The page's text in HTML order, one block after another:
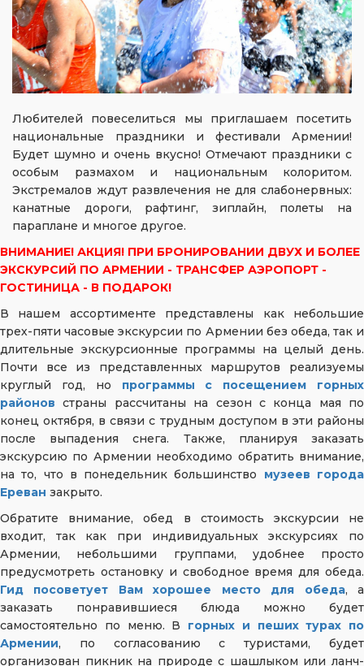
Любителей повеселиться мы приглашаем посетить
национальные праздники и фестивали Армении!
Будет шумно и очень вкусно! Отмечают праздники с
особым размахом и национальным колоритом.
Экстремалов ждут развлечения не для слабонервных:
канатные дороги, рафтинг, зиплайн, полеты на
параплане и многое другое.
ВНИМАНИЕ! АКЦИЯ! ПРИ БРОНИРОВАНИИ ДВУХ И БОЛЕЕ
ЭКСКУРСИЙ ПО АРМЕНИИ - ТРАНСФЕР АЭРОПОРТ -
ГОСТИНИЦА - В ПОДАРОК!
В нашем ассортименте представлены как небольшие
трех-пяти часовые экскурсии по Армении без обеда, так и
длительные экскурсионные программы на целый день.
Почти все из представленных маршрутов реализуемы
круглый год, но программы с посещением горных
районов страны рассчитаны на сезон с конца мая по
конец октября, в связи с трудным доступом в эти районы
после выпадения снега. Также, планируя заказать
экскурсию по Армении необходимо обратить внимание,
на то, что в понедельник большинство музеев города
Ереван закрыто.
Обратите внимание, обед в стоимость экскурсии не
входит, так как при индивидуальных экскурсиях по
Армении, небольшими группами, удобнее просто
предусмотреть остановку и свободное время для обеда.
Гид посоветует Вам хорошее место для обеда, а
заказать понравившиеся блюда можно будет
самостоятельно по меню. В горных и пеших турах по
Армении, по согласованию с туристами, будет
организован пикник на природе с шашлыком или ланч-